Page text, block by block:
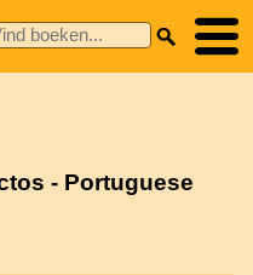
- Portuguese